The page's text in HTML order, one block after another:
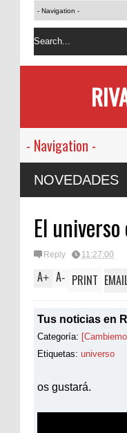
NOVEDADES
UN NUEVO ESTILO
OBRAS
El
Reply 11:27:00
A+ A- PRINT
Tus noticias en
Categoría:
Etiquetas: universo
os gustará.